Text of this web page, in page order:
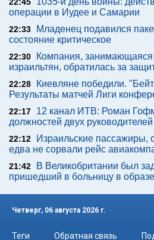
операции в Иудее и Самарии
22:33
Младенец подавился
состояние критическое
22:30
Компания,
израильтян, обратилась за
22:28
Киевляне победили.
Результаты матчей Лиги
22:17
12 канал ИТВ: Роман
должностей двух
22:12
Израильские пассажиры,
едва не сорвали рейс
21:42
В Великобритании был
пришедший в больницу в
Четверг, 06 августа 2026 г.
Теги Обратная связь